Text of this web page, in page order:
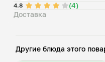
4.8
(4)
Доставка
Другие блюда этого